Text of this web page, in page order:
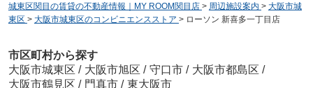
城東区関目の賃貸の不動産情報｜MY ROOM関目店 > 周辺施設案内 > 大阪市城
東区 > 大阪市城東区のコンビニエンスストア > ローソン 新喜多一丁目店
市区町村から探す
大阪市城東区 / 大阪市旭区 / 守口市 / 大阪市都島区 /
大阪市鶴見区 / 門真市 / 東大阪市